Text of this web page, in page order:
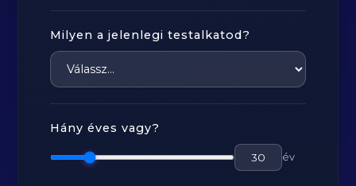
Milyen a jelenlegi testalkatod?
Hány éves vagy?
év